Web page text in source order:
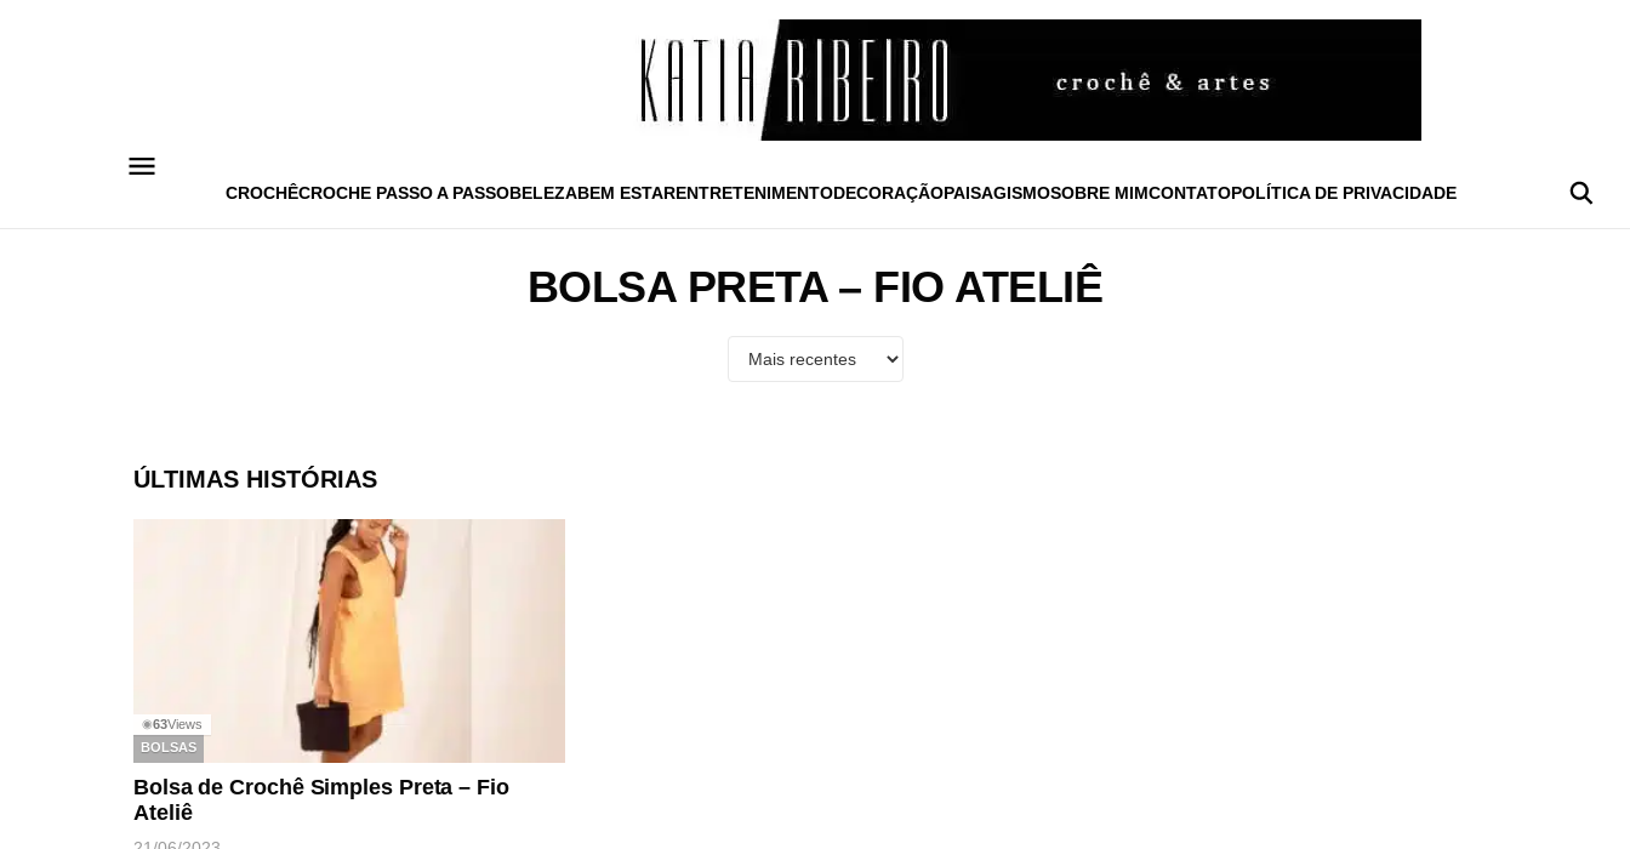
CROCHÊCROCHE PASSO A PASSOBELEZABEM ESTARENTRETENIMENTODECORAÇÃOPAISAGISMOSOBRE MIMCONTATOPOLÍTICA DE PRIVACIDADE
BOLSA PRETA – FIO ATELIÊ
ÚLTIMAS HISTÓRIAS
◉63Views
BOLSAS
Bolsa de Crochê Simples Preta – Fio
Ateliê